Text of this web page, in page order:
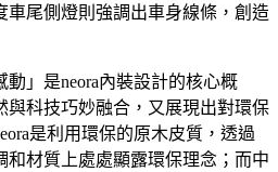
車尾側燈則強調出車身線條，創造
動」是neora內裝設計的核心概
與科技巧妙融合，又展現出對環保
是利用環保的原木皮質，透過
和材質上處處顯露環保理念；而中